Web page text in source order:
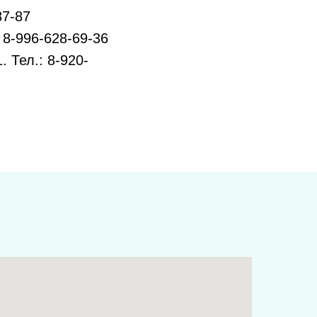
87
996-628-69-36
Тел.: 8-920-